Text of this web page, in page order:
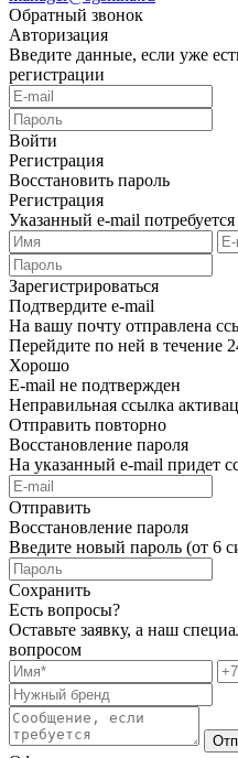
Обратный звонок
Авторизация
Введите данные, если уже
регистрации
Войти
Регистрация
Восстановить пароль
Регистрация
Указанный e-mail
Зарегистрироваться
Подтвердите e-mail
На вашу почту отправлена
Перейдите по ней в течение
Хорошо
E-mail не подтвержден
Неправильная ссылка
Отправить повторно
Восстановление пароля
На указанный e-mail придет
Отправить
Восстановление пароля
Введите новый пароль (от 6
Сохранить
Есть вопросы?
Оставьте заявку, а наш
вопросом